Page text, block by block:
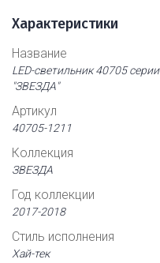
Характеристики
Название
LED-светильник 40705 серии
"ЗВЕЗДА"
Артикул
40705-1211
Коллекция
ЗВЕЗДА
Год коллекции
2017-2018
Стиль исполнения
Хай-тек